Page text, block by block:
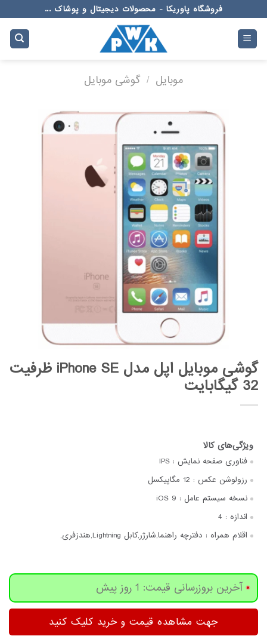
to
content
فروشگاه پاوریکا - محصولات دیجیتال و پوشاک ...
موبایل / گوشی موبایل
گوشی موبایل اپل مدل iPhone SE ظرفیت
32 گیگابایت
فناوری صفحه‌ نمایش : IPS
رزولوشن عکس : 12 مگاپیکسل
نسخه سیستم عامل : iOS 9
اندازه : 4
اقلام همراه : دفترچه‌ راهنما,شارژر,کابل Lightning,هندزفری,
آخرین بروزرسانی قیمت: 1 روز پیش
جهت مشاهده قیمت و خرید کلیک کنید